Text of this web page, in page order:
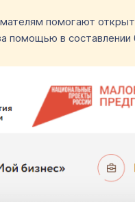
помогают
в составлении